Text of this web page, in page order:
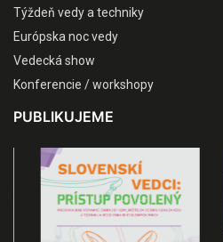
Týždeň vedy a techniky
Európska noc vedy
Vedecká show
Konferencie / workshopy
PUBLIKUJEME